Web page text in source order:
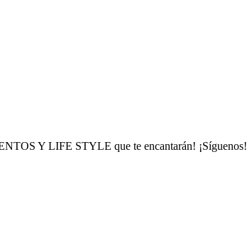
Y LIFE STYLE que te encantarán! ¡Síguenos!